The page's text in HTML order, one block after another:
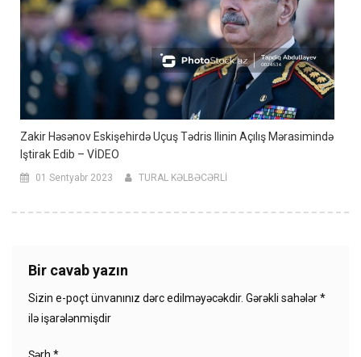
Zakir Həsənov Eskişehirdə Uçuş Tədris Ilinin Açılış Mərasimində
Iştirak Edib – VİDEO
01 Sentyabr 2023 TURAL KƏLBƏCƏRLİ
Bir cavab yazın
Sizin e-poçt ünvanınız dərc edilməyəcəkdir. Gərəkli sahələr*
ilə işarələnmişdir